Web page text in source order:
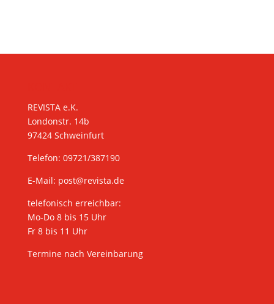
REVISTA e.K.
Londonstr. 14b
97424 Schweinfurt
Telefon: 09721/387190
E-Mail: post@revista.de
telefonisch erreichbar:
Mo-Do 8 bis 15 Uhr
Fr 8 bis 11 Uhr
Termine nach Vereinbarung